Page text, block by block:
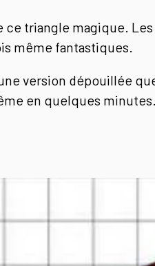
ce triangle magique.
même fantastiques.
version dépouillée
en quelques